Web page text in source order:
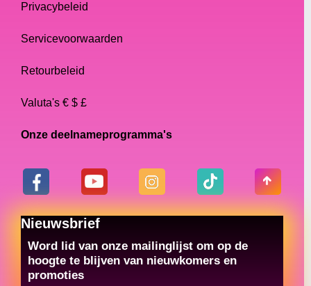
Privacybeleid
Servicevoorwaarden
Retourbeleid
Valuta's € $ £
Onze deelnameprogramma's
Nieuwsbrief
Word lid van onze mailinglijst om op de
hoogte te blijven van nieuwkomers en
promoties